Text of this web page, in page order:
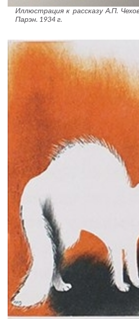
Иллюстрация к рассказу А.П.
Парэн. 1934 г.